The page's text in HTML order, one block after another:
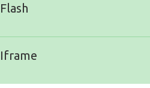
Flash
Iframe